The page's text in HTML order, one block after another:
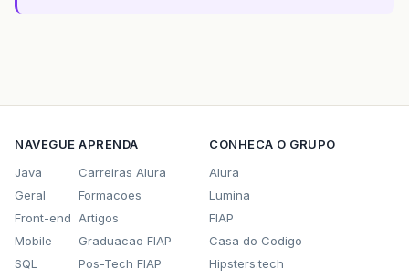
NAVEGUE
Java
Geral
Front-end
Mobile
SQL
APRENDA
Carreiras Alura
Formacoes
Artigos
Graduacao FIAP
Pos-Tech FIAP
CONHECA O GRUPO
Alura
Lumina
FIAP
Casa do Codigo
Hipsters.tech